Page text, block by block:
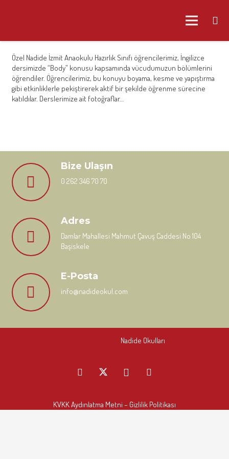
Özel Nadide İzmit Anaokulu Hazırlık Sınıfı öğrencilerimiz, İngilizce
dersimizde “Body” konusu kapsamında vücudumuzun bölümlerini
öğrendiler. Öğrencilerimiz, bu konuyu boyama, kesme ve yapıştırma
gibi etkinliklerle pekiştirerek aktif bir şekilde öğrenme sürecine
katıldılar. Derslerimize ait fotoğraflar…
Bize Ulaşın
0 262 346 70 70
Adres
Damlar Mahallesi Mahmut Çavuş Caddesi No 104
Başiskele
E-Posta
info@nadideokul.com
Nadide Okulları
KVKK Aydınlatma Metni – Gizlilik Politikası